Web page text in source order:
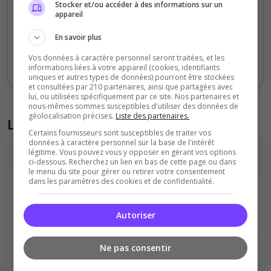
0
Sept Oct Nov Déc
Votes Clics
Liste des avis du serveur
Il n'y a pas encore d'avis sur ce serveur.
Qualité
Staff du serveur
Ambiance
Disponibilité
Stocker et/ou accéder à des informations sur un
appareil
En savoir plus
Vos données à caractère personnel seront traitées, et les
informations liées à votre appareil (cookies, identifiants
uniques et autres types de données) pourront être stockées
et consultées par 210 partenaires, ainsi que partagées avec
lui, ou utilisées spécifiquement par ce site. Nos partenaires et
nous-mêmes sommes susceptibles d'utiliser des données de
géolocalisation précises. Liste des partenaires.
Certains fournisseurs sont susceptibles de traiter vos
données à caractère personnel sur la base de l'intérêt
légitime. Vous pouvez vous y opposer en gérant vos options
ci-dessous. Recherchez un lien en bas de cette page ou dans
le menu du site pour gérer ou retirer votre consentement
dans les paramètres des cookies et de confidentialité.
Autoriser
Ne pas consentir